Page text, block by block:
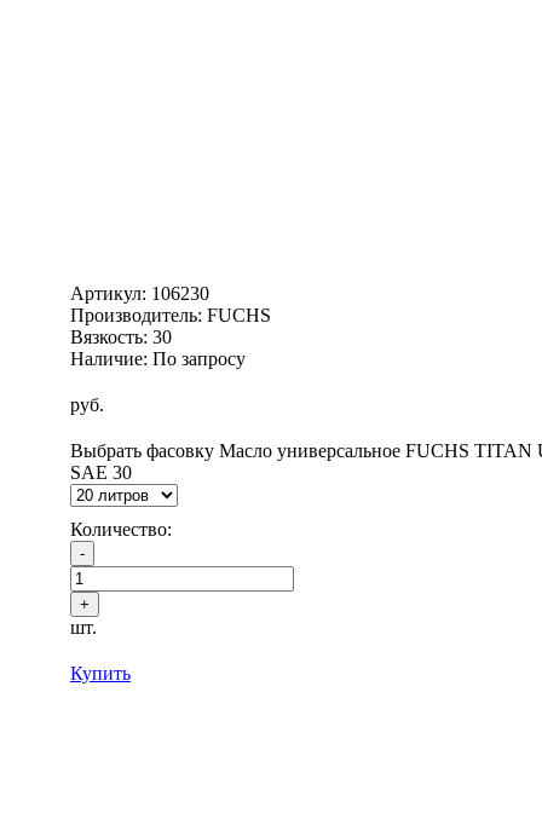
Артикул: 106230
Производитель: FUCHS
Вязкость: 30
Наличие: По запросу
руб.
Выбрать фасовку Масло универсальное FUCHS TITAN
SAE 30
Количество:
шт.
Купить